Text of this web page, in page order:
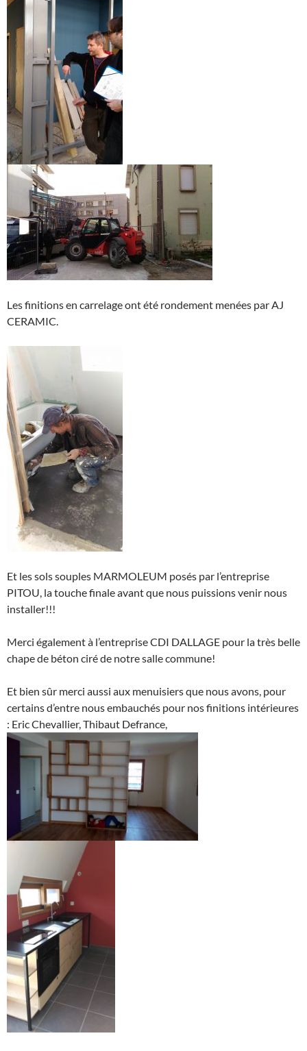
Les finitions en carrelage ont été rondement menées par AJ
CERAMIC.
Et les sols souples MARMOLEUM posés par l’entreprise
PITOU, la touche finale avant que nous puissions venir nous
installer!!!
Merci également à l’entreprise CDI DALLAGE pour la très belle
chape de béton ciré de notre salle commune!
Et bien sûr merci aussi aux menuisiers que nous avons, pour
certains d’entre nous embauchés pour nos finitions intérieures
: Eric Chevallier, Thibaut Defrance,